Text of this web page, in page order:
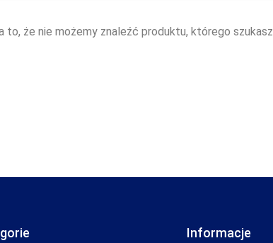
to, że nie możemy znaleźć produktu, którego szukasz
Informacje